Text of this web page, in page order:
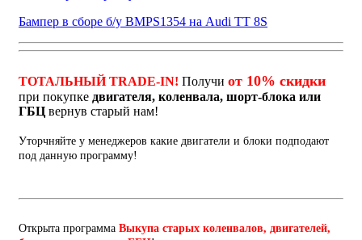
Бампер в сборе б/у BMPS1354 на Audi TT 8S
ТОТАЛЬНЫЙ TRADE-IN! Получи от 10% скидки
при покупке двигателя, коленвала, шорт-блока или
ГБЦ вернув старый нам!
Уторчняйте у менеджеров какие двигатели и блоки подподают
под данную программу!
Открыта программа Выкупа старых коленвалов, двигателей,